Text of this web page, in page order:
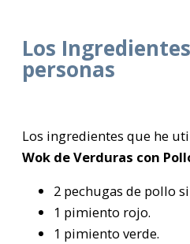
Los
personas
Los ingredientes que he
Wok de Verduras con
2 pechugas de pollo
1 pimiento rojo.
1 pimiento verde.